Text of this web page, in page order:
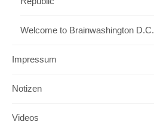
Welcome to Brainwashington D.C.
Impressum
Notizen
Videos